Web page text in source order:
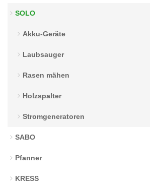
SOLO
Akku-Geräte
Laubsauger
Rasen mähen
Holzspalter
Stromgeneratoren
SABO
Pfanner
KRESS